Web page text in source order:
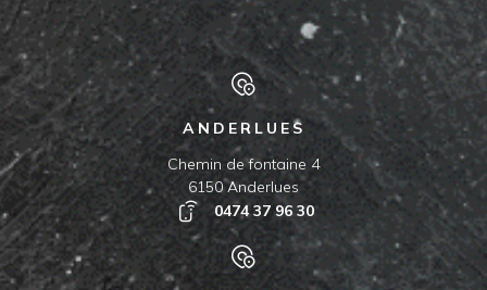
ANDERLUES
Chemin de fontaine 4
6150 Anderlues
0474 37 96 30